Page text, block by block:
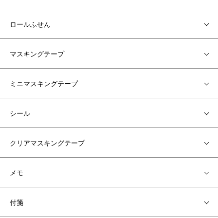
ロールふせん
マスキングテープ
ミニマスキングテープ
シール
クリアマスキングテープ
メモ
付箋